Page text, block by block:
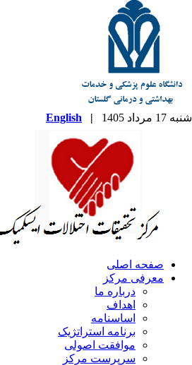
شنبه 17 مرداد 1405 |
English
صفحه اصلی
معرفی مرکز
درباره ما
اهداف
اساسنامه
برنامه استراتژیک
موافقت اصولی
سرپرست مرکز